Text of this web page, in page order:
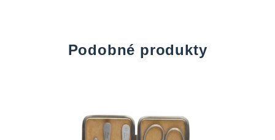
Podobné produkty